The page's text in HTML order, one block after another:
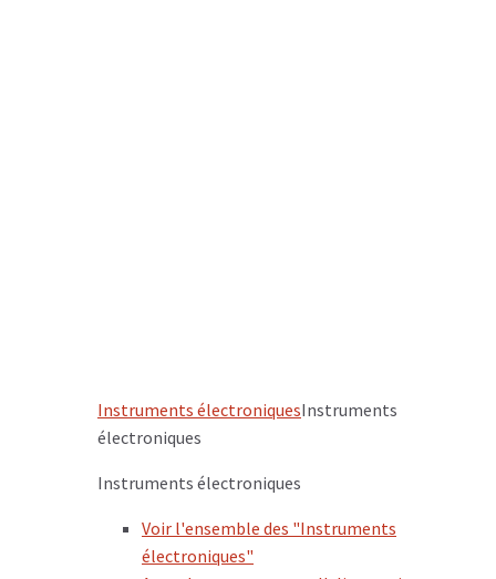
Instruments électroniquesInstruments
électroniques
Instruments électroniques
Voir l'ensemble des "Instruments
électroniques"